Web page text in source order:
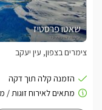
שאטו פרסטיז
צימרים בצפון, עין יעקב